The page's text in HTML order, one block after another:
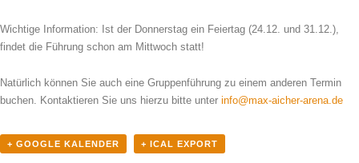
Wichtige Information: Ist der Donnerstag ein Feiertag (24.12. und 31.12.),
findet die Führung schon am Mittwoch statt!
Natürlich können Sie auch eine Gruppenführung zu einem anderen Termin
buchen. Kontaktieren Sie uns hierzu bitte unter info@max-aicher-arena.de
+ GOOGLE KALENDER + ICAL EXPORT